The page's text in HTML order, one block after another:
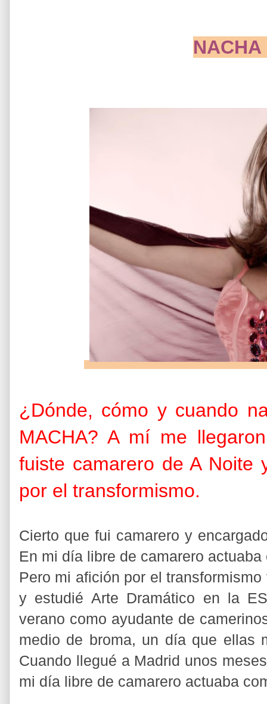
¿Dónde, cómo y cuando
MACHA? A mí me
fuiste camarero de A
por el transformismo.
Cierto que fui camarero y
En mi día libre de camarero actuaba
Pero mi afición por el
y estudié Arte Dramático en la
verano como ayudante de
medio de broma, un día que ellas
Cuando llegué a Madrid unos
mi día libre de camarero actuaba